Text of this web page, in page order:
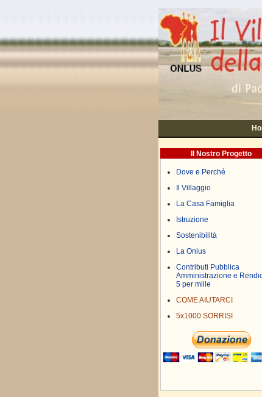
Il Nostro Progetto
Dove e Perché
Il Villaggio
La Casa Famiglia
Istruzione
Sostenibilità
La Onlus
Contributi Pubblica
Amministrazione e
5 per mille
COME AIUTARCI
5x1000 SORRISI